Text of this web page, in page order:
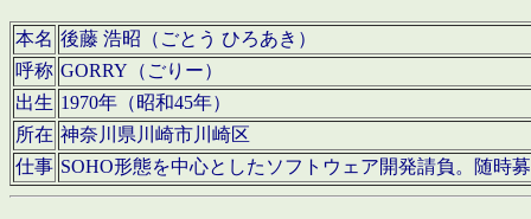
本名 後藤 浩昭（ごとう ひろあき）
呼称 GORRY（ごりー）
出生 1970年（昭和45年）
所在 神奈川県川崎市川崎区
仕事 SOHO形態を中心としたソフトウェア開発請負。随時